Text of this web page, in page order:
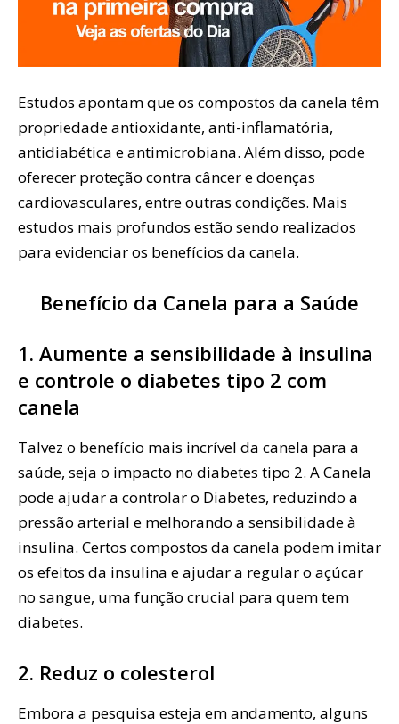
Estudos apontam que os compostos da canela têm
propriedade antioxidante, anti-inflamatória,
antidiabética e antimicrobiana. Além disso, pode
oferecer proteção contra câncer e doenças
cardiovasculares, entre outras condições. Mais
estudos mais profundos estão sendo realizados
para evidenciar os benefícios da canela.
Benefício da Canela para a Saúde
1. Aumente a sensibilidade à insulina
e controle o diabetes tipo 2 com
canela
Talvez o benefício mais incrível da canela para a
saúde, seja o impacto no diabetes tipo 2. A Canela
pode ajudar a controlar o Diabetes, reduzindo a
pressão arterial e melhorando a sensibilidade à
insulina. Certos compostos da canela podem imitar
os efeitos da insulina e ajudar a regular o açúcar
no sangue, uma função crucial para quem tem
diabetes.
2. Reduz o colesterol
Embora a pesquisa esteja em andamento, alguns